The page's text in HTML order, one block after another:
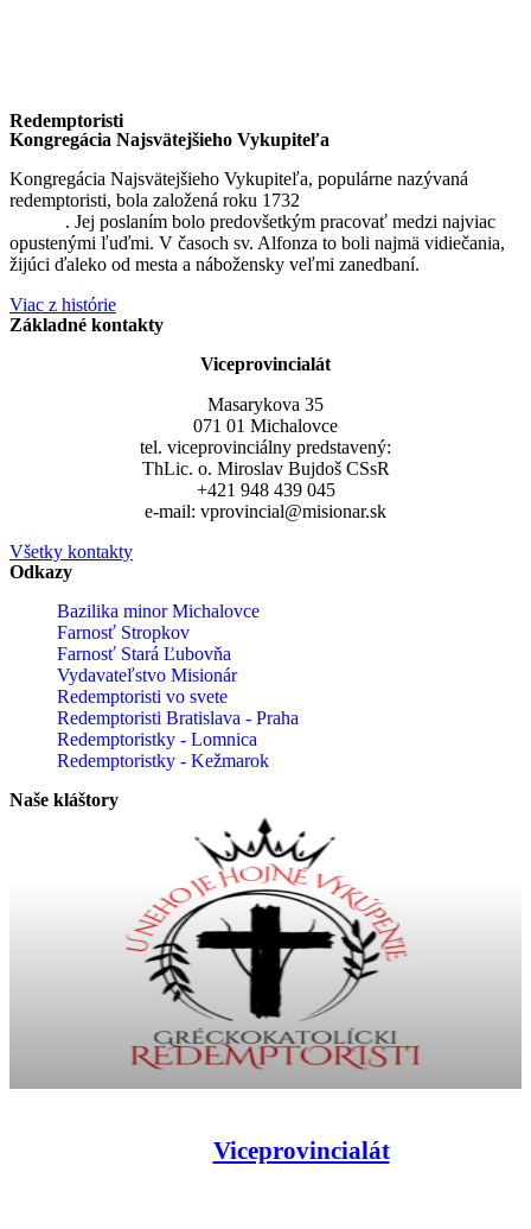
Redemptoristi
Kongregácia Najsvätejšieho Vykupiteľa
Kongregácia Najsvätejšieho Vykupiteľa, populárne nazývaná
redemptoristi, bola založená roku 1732
. Jej poslaním bolo predovšetkým pracovať medzi najviac
opustenými ľuďmi. V časoch sv. Alfonza to boli najmä vidiečania,
žijúci ďaleko od mesta a nábožensky veľmi zanedbaní.
Viac z histórie
Základné kontakty
Viceprovincialát
Masarykova 35
071 01 Michalovce
tel. viceprovinciálny predstavený:
ThLic. o. Miroslav Bujdoš CSsR
+421 948 439 045
e-mail: vprovincial@misionar.sk
Všetky kontakty
Odkazy
Bazilika minor Michalovce
Farnosť Stropkov
Farnosť Stará Ľubovňa
Vydavateľstvo Misionár
Redemptoristi vo svete
Redemptoristi Bratislava - Praha
Redemptoristky - Lomnica
Redemptoristky - Kežmarok
Naše kláštory
Viceprovincialát